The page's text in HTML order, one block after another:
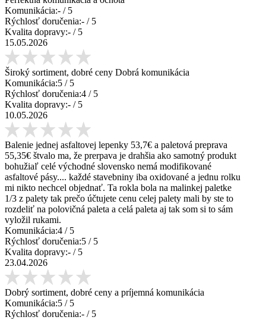
Komunikácia:- / 5
Rýchlosť doručenia:- / 5
Kvalita dopravy:- / 5
15.05.2026
Široký sortiment, dobré ceny Dobrá komunikácia
Komunikácia:5 / 5
Rýchlosť doručenia:4 / 5
Kvalita dopravy:- / 5
10.05.2026
Balenie jednej asfaltovej lepenky 53,7€ a paletová preprava
55,35€ štvalo ma, že prerpava je drahšia ako samotný produkt
bohužiaľ celé východné slovensko nemá modifikované
asfaltové pásy.... každé stavebniny iba oxidované a jednu rolku
mi nikto nechcel objednať. Ta rokla bola na malinkej paletke
1/3 z palety tak prečo účtujete cenu celej palety mali by ste to
rozdeliť na polovičná paleta a celá paleta aj tak som si to sám
vyložil rukami.
Komunikácia:4 / 5
Rýchlosť doručenia:5 / 5
Kvalita dopravy:- / 5
23.04.2026
Dobrý sortiment, dobré ceny a príjemná komunikácia
Komunikácia:5 / 5
Rýchlosť doručenia:- / 5